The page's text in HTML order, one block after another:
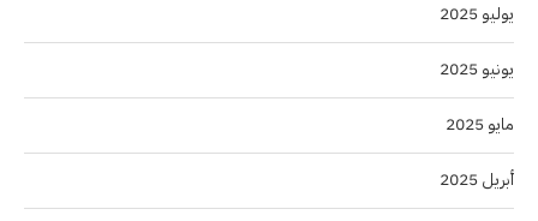
يوليو 2025
يونيو 2025
مايو 2025
أبريل 2025